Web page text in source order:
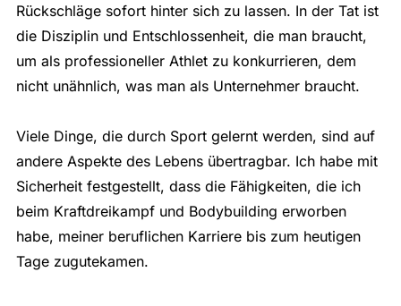
Rückschläge sofort hinter sich zu lassen. In der Tat ist
die Disziplin und Entschlossenheit, die man braucht,
um als professioneller Athlet zu konkurrieren, dem
nicht unähnlich, was man als Unternehmer braucht.
Viele Dinge, die durch Sport gelernt werden, sind auf
andere Aspekte des Lebens übertragbar. Ich habe mit
Sicherheit festgestellt, dass die Fähigkeiten, die ich
beim Kraftdreikampf und Bodybuilding erworben
habe, meiner beruflichen Karriere bis zum heutigen
Tage zugutekamen.